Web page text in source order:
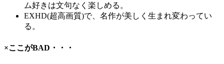
ム好きは文句なく楽しめる。
EXHD(超高画質)で、名作が美しく生まれ変わってい
る。
×ここがBAD・・・